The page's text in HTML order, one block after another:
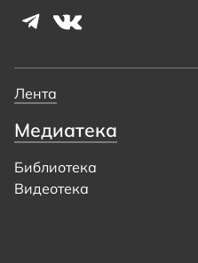
Лента
Медиатека
Библиотека
Видеотека